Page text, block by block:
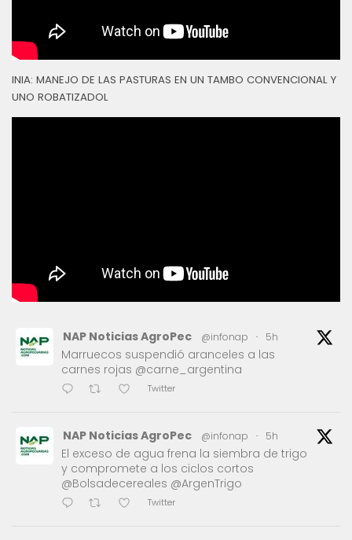
INIA: MANEJO DE LAS PASTURAS EN UN TAMBO CONVENCIONAL Y
UNO ROBATIZADOL
NAP Noticias AgroPec @infonap · 5h
Marruecos suspendió aranceles a las
carnes rojas @carne_argentina
Twitter
NAP Noticias AgroPec @infonap · 5h
El exceso de agua frena la siembra de trigo
y compromete a los ciclos cortos
@Bolsadecereales @ArgenTrigo
Twitter